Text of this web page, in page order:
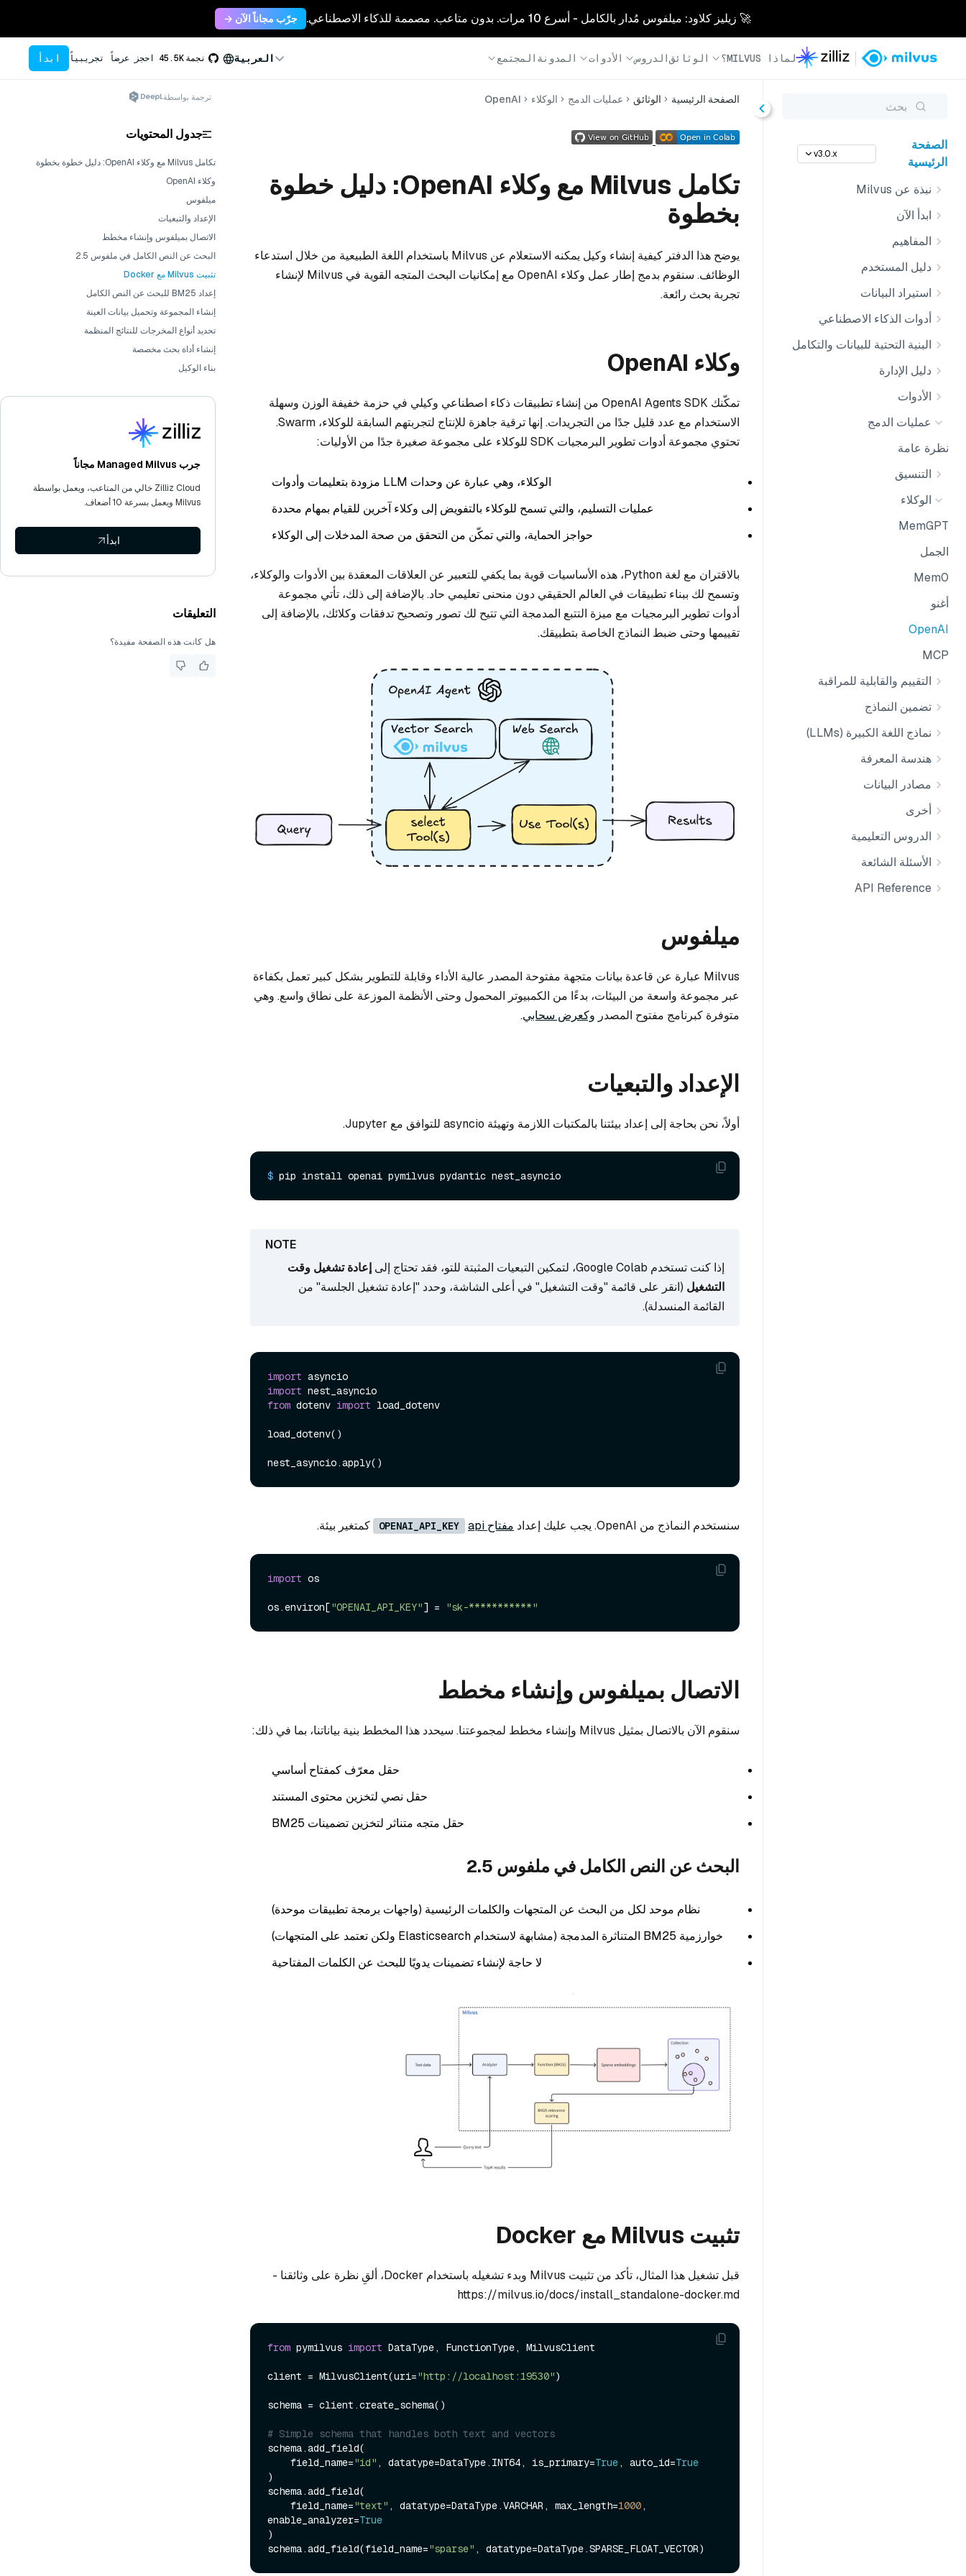
🚀 زيليز كلاود: ميلفوس مُدار بالكامل - أسرع 10 مرات. بدون متاعب. مصممة للذكاء الاصطناعي. جرّب مجاناً الآن →
لماذا MILVUS؟ الوثائقالدروس الأدوات المدونة المجتمع العربية نجمة45.5K احجز عرضاً تجريبياً ابدأ
بحث
الصفحة
الرئيسية
v3.0.x
نبذة عن Milvus
ابدأ الآن
المفاهيم
دليل المستخدم
استيراد البيانات
أدوات الذكاء الاصطناعي
البنية التحتية للبيانات والتكامل
دليل الإدارة
الأدوات
عمليات الدمج
نظرة عامة
التنسيق
الوكلاء
MemGPT
الجمل
Mem0
أغنو
OpenAI
MCP
التقييم والقابلية للمراقبة
تضمين النماذج
نماذج اللغة الكبيرة (LLMs)
هندسة المعرفة
مصادر البيانات
أخرى
الدروس التعليمية
الأسئلة الشائعة
API Reference
الصفحة الرئيسية الوثائق عمليات الدمج الوكلاء OpenAI
تكامل Milvus مع وكلاء OpenAI: دليل خطوة
بخطوة
يوضح هذا الدفتر كيفية إنشاء وكيل يمكنه الاستعلام عن Milvus باستخدام اللغة الطبيعية من خلال استدعاء
الوظائف. سنقوم بدمج إطار عمل وكلاء OpenAI مع إمكانيات البحث المتجه القوية في Milvus لإنشاء
تجربة بحث رائعة.
وكلاء OpenAI
تمكّنك OpenAI Agents SDK من إنشاء تطبيقات ذكاء اصطناعي وكيلي في حزمة خفيفة الوزن وسهلة
الاستخدام مع عدد قليل جدًا من التجريدات. إنها ترقية جاهزة للإنتاج لتجربتهم السابقة للوكلاء، Swarm.
تحتوي مجموعة أدوات تطوير البرمجيات SDK للوكلاء على مجموعة صغيرة جدًا من الأوليات:
الوكلاء، وهي عبارة عن وحدات LLM مزودة بتعليمات وأدوات
عمليات التسليم، والتي تسمح للوكلاء بالتفويض إلى وكلاء آخرين للقيام بمهام محددة
حواجز الحماية، والتي تمكّن من التحقق من صحة المدخلات إلى الوكلاء
بالاقتران مع لغة Python، هذه الأساسيات قوية بما يكفي للتعبير عن العلاقات المعقدة بين الأدوات والوكلاء،
وتسمح لك ببناء تطبيقات في العالم الحقيقي دون منحنى تعليمي حاد. بالإضافة إلى ذلك، تأتي مجموعة
أدوات تطوير البرمجيات مع ميزة التتبع المدمجة التي تتيح لك تصور وتصحيح تدفقات وكلائك، بالإضافة إلى
تقييمها وحتى ضبط النماذج الخاصة بتطبيقك.
ميلفوس
Milvus عبارة عن قاعدة بيانات متجهة مفتوحة المصدر عالية الأداء وقابلة للتطوير بشكل كبير تعمل بكفاءة
عبر مجموعة واسعة من البيئات، بدءًا من الكمبيوتر المحمول وحتى الأنظمة الموزعة على نطاق واسع. وهي
متوفرة كبرنامج مفتوح المصدر وكعرض سحابي.
الإعداد والتبعيات
أولاً، نحن بحاجة إلى إعداد بيئتنا بالمكتبات اللازمة وتهيئة asyncio للتوافق مع Jupyter.
$ pip install openai pymilvus pydantic nest_asyncio
إذا كنت تستخدم Google Colab، لتمكين التبعيات المثبتة للتو، فقد تحتاج إلى
إعادة تشغيل وقت
التشغيل (انقر على قائمة "وقت التشغيل" في أعلى الشاشة، وحدد "إعادة تشغيل الجلسة" من
القائمة المنسدلة).
import
import
from dotenv import load_dotenv
load_dotenv()
سنستخدم النماذج من OpenAI. يجب عليك إعداد مفتاح api OPENAI_API_KEY كمتغير بيئة.
import os
os.environ["OPENAI_API_KEY"] = "sk-***********"
الاتصال بميلفوس وإنشاء مخطط
سنقوم الآن بالاتصال بمثيل Milvus وإنشاء مخطط لمجموعتنا. سيحدد هذا المخطط بنية بياناتنا، بما في ذلك:
حقل معرّف كمفتاح أساسي
حقل نصي لتخزين محتوى المستند
حقل متجه متناثر لتخزين تضمينات BM25
البحث عن النص الكامل في ملفوس 2.5
نظام موحد لكل من البحث عن المتجهات والكلمات الرئيسية (واجهات برمجة تطبيقات موحدة)
خوارزمية BM25 المتناثرة المدمجة (مشابهة لاستخدام Elasticsearch ولكن تعتمد على المتجهات)
لا حاجة لإنشاء تضمينات يدويًا للبحث عن الكلمات المفتاحية
تثبيت Milvus مع Docker
قبل تشغيل هذا المثال، تأكد من تثبيت Milvus وبدء تشغيله باستخدام Docker، ألقِ نظرة على وثائقنا -
https://milvus.io/docs/install_standalone-docker.md
from pymilvus import DataType, FunctionType, MilvusClient
client = MilvusClient(uri="http://localhost:19530")
schema = client.create_schema()
# Simple schema that handles both text and vectors
schema.add_field(
    field_name=
"id" , datatype=DataType.INT64, is_primary=True, auto_id=True
)
schema.add_field(
    field_name=
"text" , datatype=DataType.VARCHAR, max_length=1000,
enable_analyzer=True
)
schema.add_field(field_name="sparse"
ترجمة بواسطة
جدول المحتويات
تكامل Milvus مع وكلاء OpenAI: دليل خطوة بخطوة
وكلاء OpenAI
ميلفوس
الإعداد والتبعيات
الاتصال بميلفوس وإنشاء مخطط
البحث عن النص الكامل في ملفوس 2.5
تثبيت Milvus مع Docker
إعداد BM25 للبحث عن النص الكامل
إنشاء المجموعة وتحميل بيانات العينة
تحديد أنواع المخرجات للنتائج المنظمة
إنشاء أداة بحث مخصصة
بناء الوكيل
جرب Managed Milvus مجاناً
Zilliz Cloud خالي من المتاعب، ويعمل بواسطة
Milvus ويعمل بسرعة 10 أضعاف.
ابدأ
التعليقات
هل كانت هذه الصفحة مفيدة؟